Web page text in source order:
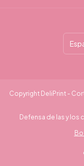
Copyright DeliPrint -
Defensa de las y los